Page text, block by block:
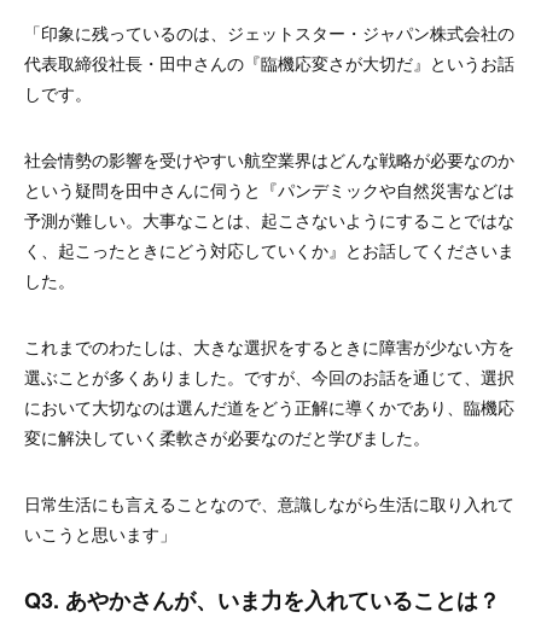
「印象に残っているのは、ジェットスター・ジャパン株式会社の
代表取締役社長・田中さんの『臨機応変さが大切だ』というお話
しです。
社会情勢の影響を受けやすい航空業界はどんな戦略が必要なのか
という疑問を田中さんに伺うと『パンデミックや自然災害などは
予測が難しい。大事なことは、起こさないようにすることではな
く、起こったときにどう対応していくか』とお話してくださいま
した。
これまでのわたしは、大きな選択をするときに障害が少ない方を
選ぶことが多くありました。ですが、今回のお話を通じて、選択
において大切なのは選んだ道をどう正解に導くかであり、臨機応
変に解決していく柔軟さが必要なのだと学びました。
日常生活にも言えることなので、意識しながら生活に取り入れて
いこうと思います」
Q3. あやかさんが、いま力を入れていることは？